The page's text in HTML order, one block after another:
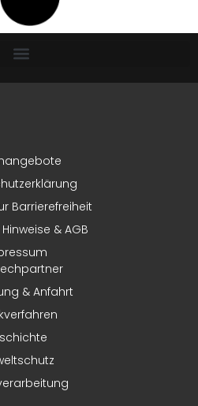
Barrierefreiheit
& AGB
& Anfahrt